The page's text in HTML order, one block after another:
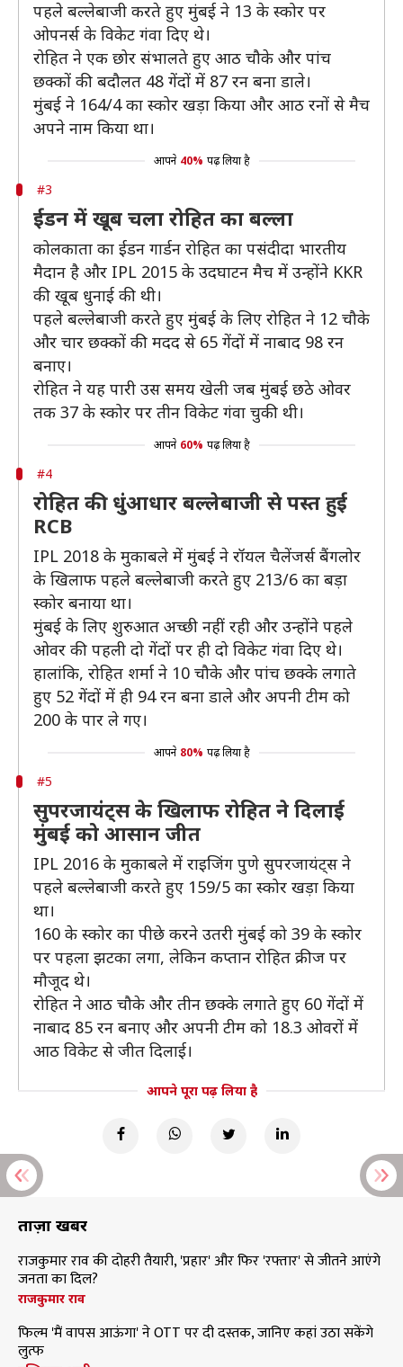
पहले बल्लेबाजी करते हुए मुंबई ने 13 के स्कोर पर
ओपनर्स के विकेट गंवा दिए थे।
रोहित ने एक छोर संभालते हुए आठ चौके और पांच
छक्कों की बदौलत 48 गेंदों में 87 रन बना डाले।
मुंबई ने 164/4 का स्कोर खड़ा किया और आठ रनों से मैच
अपने नाम किया था।
आपने 40% पढ़ लिया है
#3
ईडन में खूब चला रोहित का बल्ला
कोलकाता का ईडन गार्डन रोहित का पसंदीदा भारतीय
मैदान है और IPL 2015 के उदघाटन मैच में उन्होंने KKR
की खूब धुनाई की थी।
पहले बल्लेबाजी करते हुए मुंबई के लिए रोहित ने 12 चौके
और चार छक्कों की मदद से 65 गेंदों में नाबाद 98 रन
बनाए।
रोहित ने यह पारी उस समय खेली जब मुंबई छठे ओवर
तक 37 के स्कोर पर तीन विकेट गंवा चुकी थी।
आपने 60% पढ़ लिया है
#4
रोहित की धुंआधार बल्लेबाजी से पस्त हुई
RCB
IPL 2018 के मुकाबले में मुंबई ने रॉयल चैलेंजर्स बैंगलोर
के खिलाफ पहले बल्लेबाजी करते हुए 213/6 का बड़ा
स्कोर बनाया था।
मुंबई के लिए शुरुआत अच्छी नहीं रही और उन्होंने पहले
ओवर की पहली दो गेंदों पर ही दो विकेट गंवा दिए थे।
हालांकि, रोहित शर्मा ने 10 चौके और पांच छक्के लगाते
हुए 52 गेंदों में ही 94 रन बना डाले और अपनी टीम को
200 के पार ले गए।
आपने 80% पढ़ लिया है
#5
सुपरजायंट्स के खिलाफ रोहित ने दिलाई
मुंबई को आसान जीत
IPL 2016 के मुकाबले में राइजिंग पुणे सुपरजायंट्स ने
पहले बल्लेबाजी करते हुए 159/5 का स्कोर खड़ा किया
था।
160 के स्कोर का पीछे करने उतरी मुंबई को 39 के स्कोर
पर पहला झटका लगा, लेकिन कप्तान रोहित क्रीज पर
मौजूद थे।
रोहित ने आठ चौके और तीन छक्के लगाते हुए 60 गेंदों में
नाबाद 85 रन बनाए और अपनी टीम को 18.3 ओवरों में
आठ विकेट से जीत दिलाई।
आपने पूरा पढ़ लिया है
ताज़ा खबरें
राजकुमार राव की दोहरी तैयारी, 'प्रहार' और फिर 'रफ्तार' से जीतने आएंगे
जनता का दिल?
राजकुमार राव
फिल्म 'मैं वापस आऊंगा' ने OTT पर दी दस्तक, जानिए कहां उठा सकेंगे
लुत्फ